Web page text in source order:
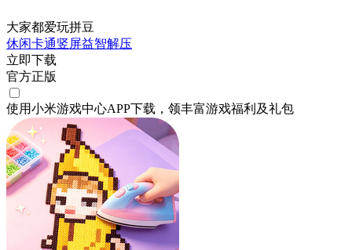
大家都爱玩拼豆
休闲卡通竖屏益智解压
立即下载
官方正版
使用小米游戏中心APP下载 ，领丰富游戏福利 及礼包